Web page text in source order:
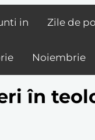
in Zile de
Noiembrie
în